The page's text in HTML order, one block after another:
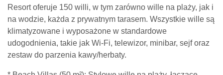
Resort oferuje 150 willi, w tym zarówno wille na plaży, jak i
na wodzie, każda z prywatnym tarasem. Wszystkie wille są
klimatyzowane i wyposażone w standardowe
udogodnienia, takie jak Wi-Fi, telewizor, minibar, sejf oraz
zestaw do parzenia kawy/herbaty.